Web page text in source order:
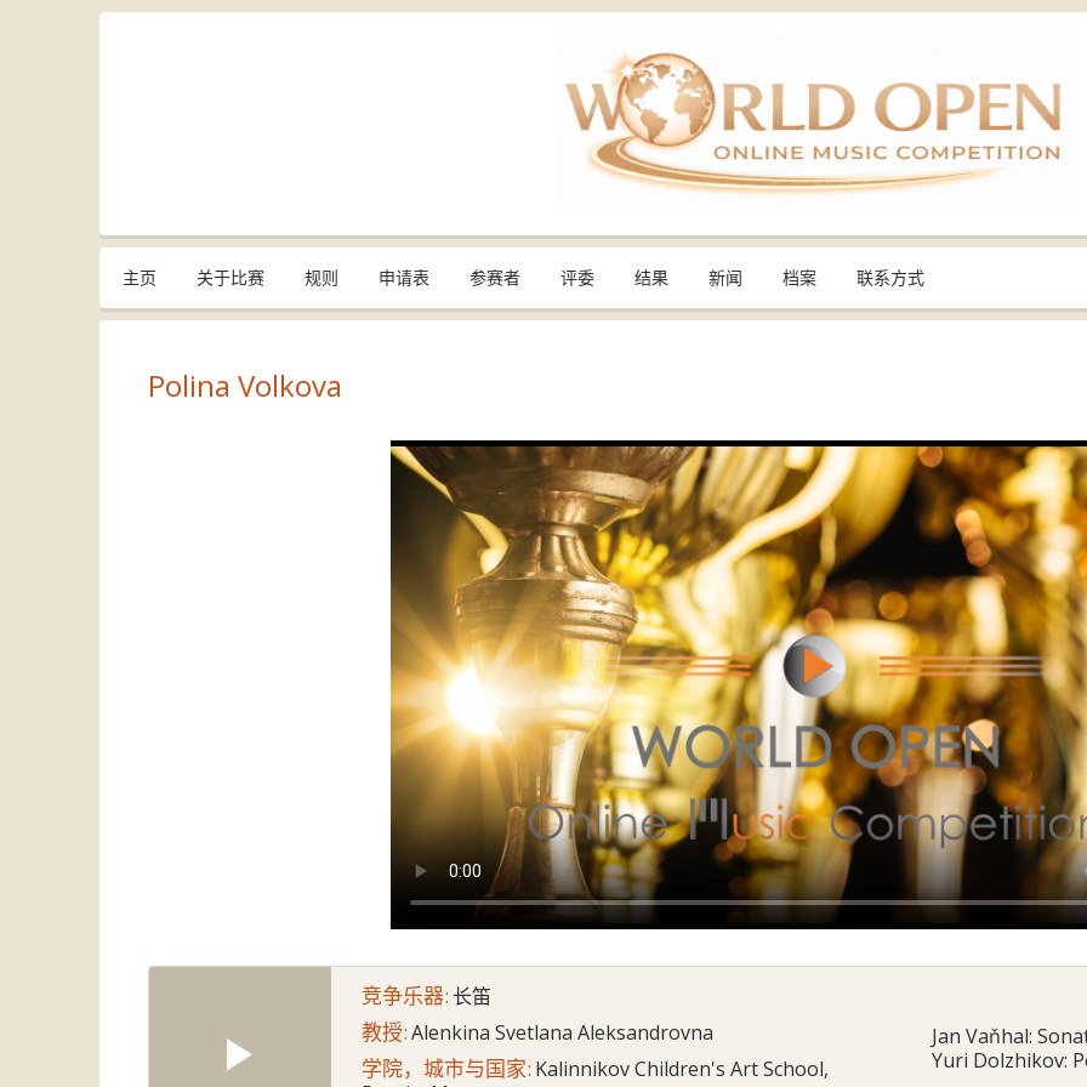
主页 关于比赛 规则 申请表 参赛者 评委 结果 新闻 档案 联系方式
Polina Volkova
竞争乐器: 长笛
教授:Alenkina Svetlana Aleksandrovna
学院，城市与国家: Kalinnikov Children's Art School,
Jan Vaňhal:
Yuri Dolzhikov: